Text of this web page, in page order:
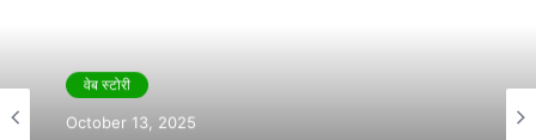
वेब स्टोरी
October 13, 2025